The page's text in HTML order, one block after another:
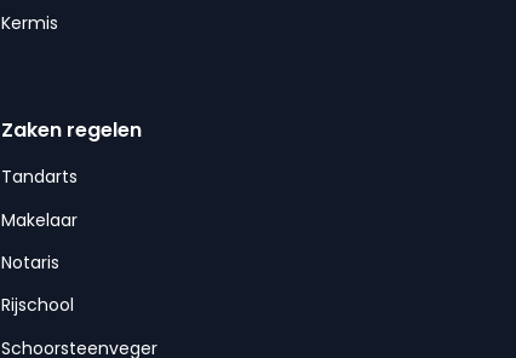
Kermis
Zaken regelen
Tandarts
Makelaar
Notaris
Rijschool
Schoorsteenveger